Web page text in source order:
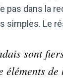
pas dans la
simples. Le
sont
éléments